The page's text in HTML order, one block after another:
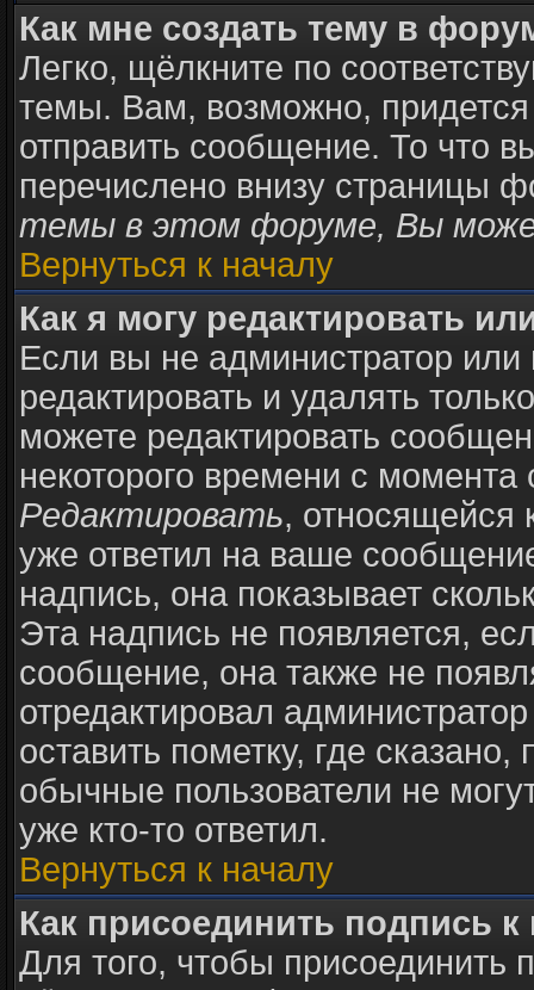
Как мне создать тему в
Легко, щёлкните по
темы. Вам, возможно, придется
отправить сообщение. То что
перечислено внизу страницы
темы в этом форуме, Вы
Вернуться к началу
Как я могу редактировать
Если вы не администратор
редактировать и удалять
можете редактировать
некоторого времени с
Редактировать, относящейся
уже ответил на ваше
надпись, она показывает
Эта надпись не появляется,
сообщение, она также не
отредактировал
оставить пометку, где
обычные пользователи не
уже кто-то ответил.
Вернуться к началу
Как присоединить подпись
Для того, чтобы присоединить